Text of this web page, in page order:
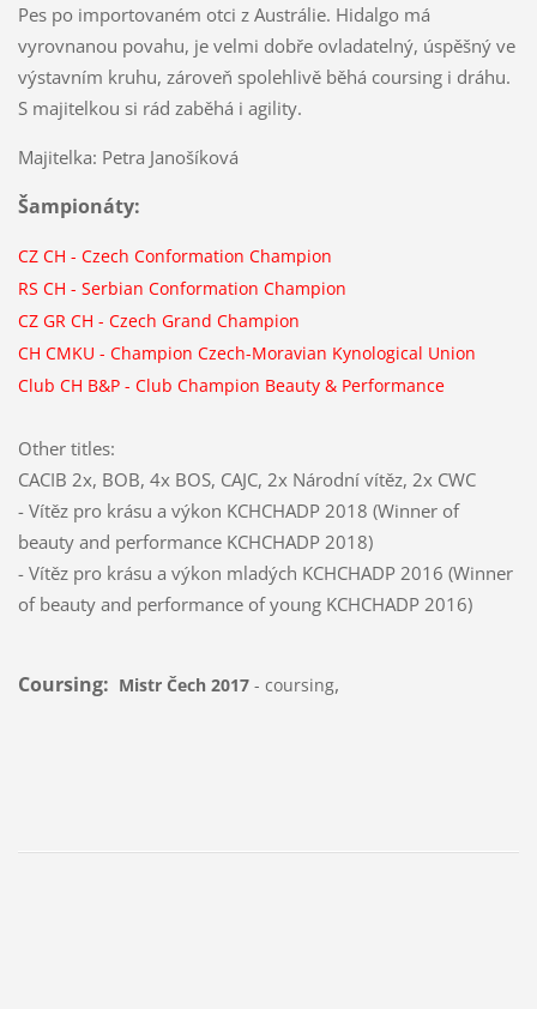
Pes po importovaném otci z Austrálie. Hidalgo má
vyrovnanou povahu, je velmi dobře ovladatelný, úspěšný ve
výstavním kruhu, zároveň spolehlivě běhá coursing i dráhu.
S majitelkou si rád zaběhá i agility.
Majitelka: Petra Janošíková
Šampionáty:
CZ CH - Czech Conformation Champion
RS CH - Serbian Conformation Champion
CZ GR CH - Czech Grand Champion
CH CMKU - Champion Czech-Moravian Kynological Union
Club CH B&P- Club Champion Beauty & Performance
Other titles:
CACIB 2x, BOB, 4x BOS, CAJC, 2x Národní vítěz, 2x CWC
- Vítěz pro krásu a výkon KCHCHADP 2018 (Winner of
beauty and performance KCHCHADP 2018)
- Vítěz pro krásu a výkon mladých KCHCHADP 2016 (Winner
of beauty and performance of young KCHCHADP 2016)
Coursing: Mistr Čech 2017 - coursing,